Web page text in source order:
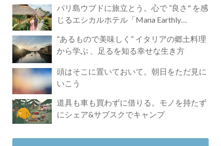
バリ島ウブドに旅立とう。心で ”良さ" を感
じるエシカルホテル「Mana Earthly
“あるもので美味しく” イタリアの郷土料理
から学ぶ 、足るを知る幸せな生き方
頭はそこに置いておいて。朝日をただ見に
いこう
道具も車も買わずに借りる。モノを持たず
にシェア&サブスクでキャンプ